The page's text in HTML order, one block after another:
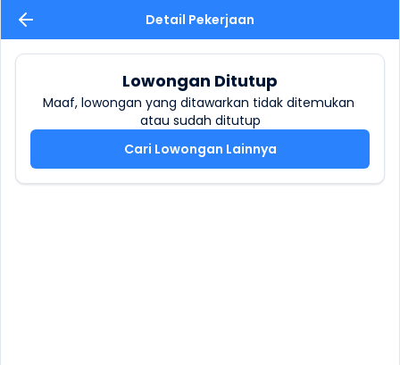
Detail Pekerjaan
Lowongan Ditutup
Maaf, lowongan yang ditawarkan tidak ditemukan
atau sudah ditutup
Cari Lowongan Lainnya